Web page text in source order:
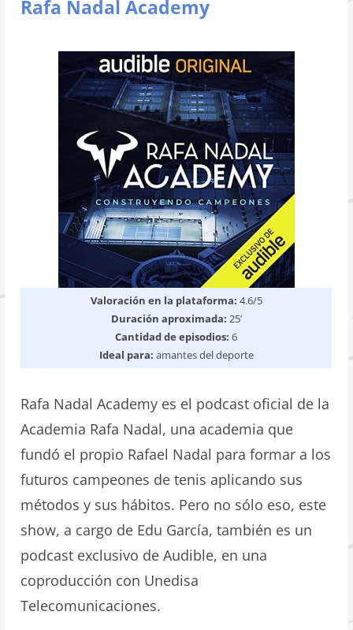
Rafa Nadal Academy
Valoración en la plataforma: 4.6/5
Duración aproximada: 25’
Cantidad de episodios:6
Ideal para: amantes del deporte
Rafa Nadal Academy es el podcast oficial de la
Academia Rafa Nadal, una academia que
fundó el propio Rafael Nadal para formar a los
futuros campeones de tenis aplicando sus
métodos y sus hábitos. Pero no sólo eso, este
show, a cargo de Edu García, también es un
podcast exclusivo de Audible, en una
coproducción con Unedisa
Telecomunicaciones.